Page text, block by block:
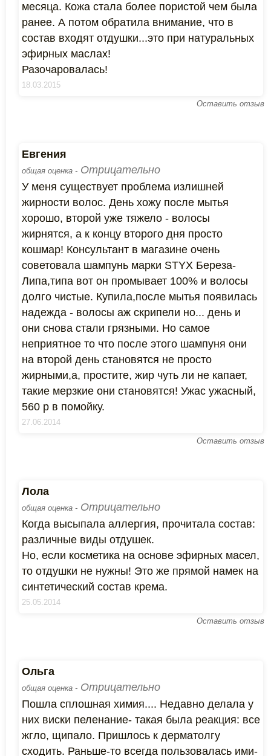
месяца. Кожа стала более пористой чем была
ранее. А потом обратила внимание, что в
состав входят отдушки...это при натуральных
эфирных маслах!
Разочаровалась!
18.03.2015
Оставить отзыв
Евгения
общая оценка - Отрицательно
У меня существует проблема излишней
жирности волос. День хожу после мытья
хорошо, второй уже тяжело - волосы
жирнятся, а к концу второго дня просто
кошмар! Консультант в магазине очень
советовала шампунь марки STYX Береза-
Липа,типа вот он промывает 100% и волосы
долго чистые. Купила,после мытья появилась
надежда - волосы аж скрипели но... день и
они снова стали грязными. Но самое
неприятное то что после этого шампуня они
на второй день становятся не просто
жирными,а, простите, жир чуть ли не капает,
такие мерзкие они становятся! Ужас ужасный,
560 р в помойку.
27.06.2014
Оставить отзыв
Лола
общая оценка - Отрицательно
Когда высыпала аллергия, прочитала состав:
различные виды отдушек.
Но, если косметика на основе эфирных масел,
то отдушки не нужны! Это же прямой намек на
синтетический состав крема.
25.05.2014
Оставить отзыв
Ольга
общая оценка - Отрицательно
Пошла сплошная химия.... Недавно делала у
них виски пеленание- такая была реакция: все
жгло, щипало. Пришлось к дерматолгу
сходить. Раньше-то всегда пользовалась ими-